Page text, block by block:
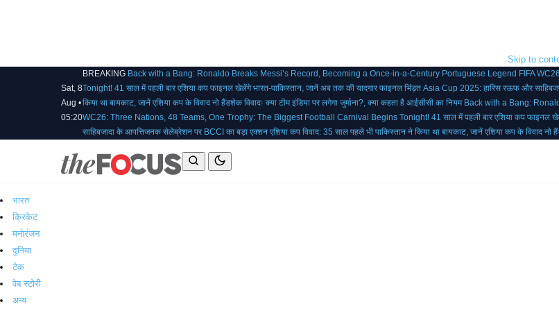
Skip to
Sat, 8
Aug •
05:20
BREAKING Back with a Bang: Ronaldo Breaks Messi’s Record, Becoming a Once-in-a-Century Portuguese Legend FIFA
Tonight! 41 साल में पहली बार एशिया कप फाइनल खेलेंगे भारत-पाकिस्तान, जानें अब तक की यादगार फाइनल भिंड़त Asia Cup 2025: हारिस रऊफ और
किया था बायकाट, जानें एशिया कप के विवाद नो हैंडशेक विवादः क्या टीम इंडिया पर लगेगा जुर्माना?, क्या कहता है आईसीसी का नियम Back with a Bang:
WC26: Three Nations, 48 Teams, One Trophy: The Biggest Football Carnival Begins Tonight! 41 साल में पहली बार एशिया कप फाइनल
साहिबजादा के आपत्तिजनक सेलेब्रेशन पर BCCI का बड़ा एक्शन एशिया कप विवाद: 35 साल पहले भी पाकिस्तान ने किया था बायकाट, जानें एशिया कप के विवाद नो
भारत
क्रिकेट
मनोरंजन
दुनिया
टेक
वेब स्टोरी
अन्य